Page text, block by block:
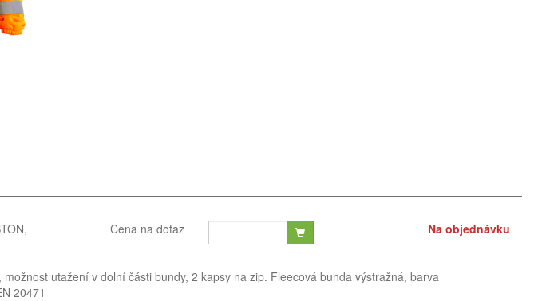
Cena na dotaz Na objednávku
utažení v dolní části bundy, 2 kapsy na zip. Fleecová bunda výstražná, barva
20471